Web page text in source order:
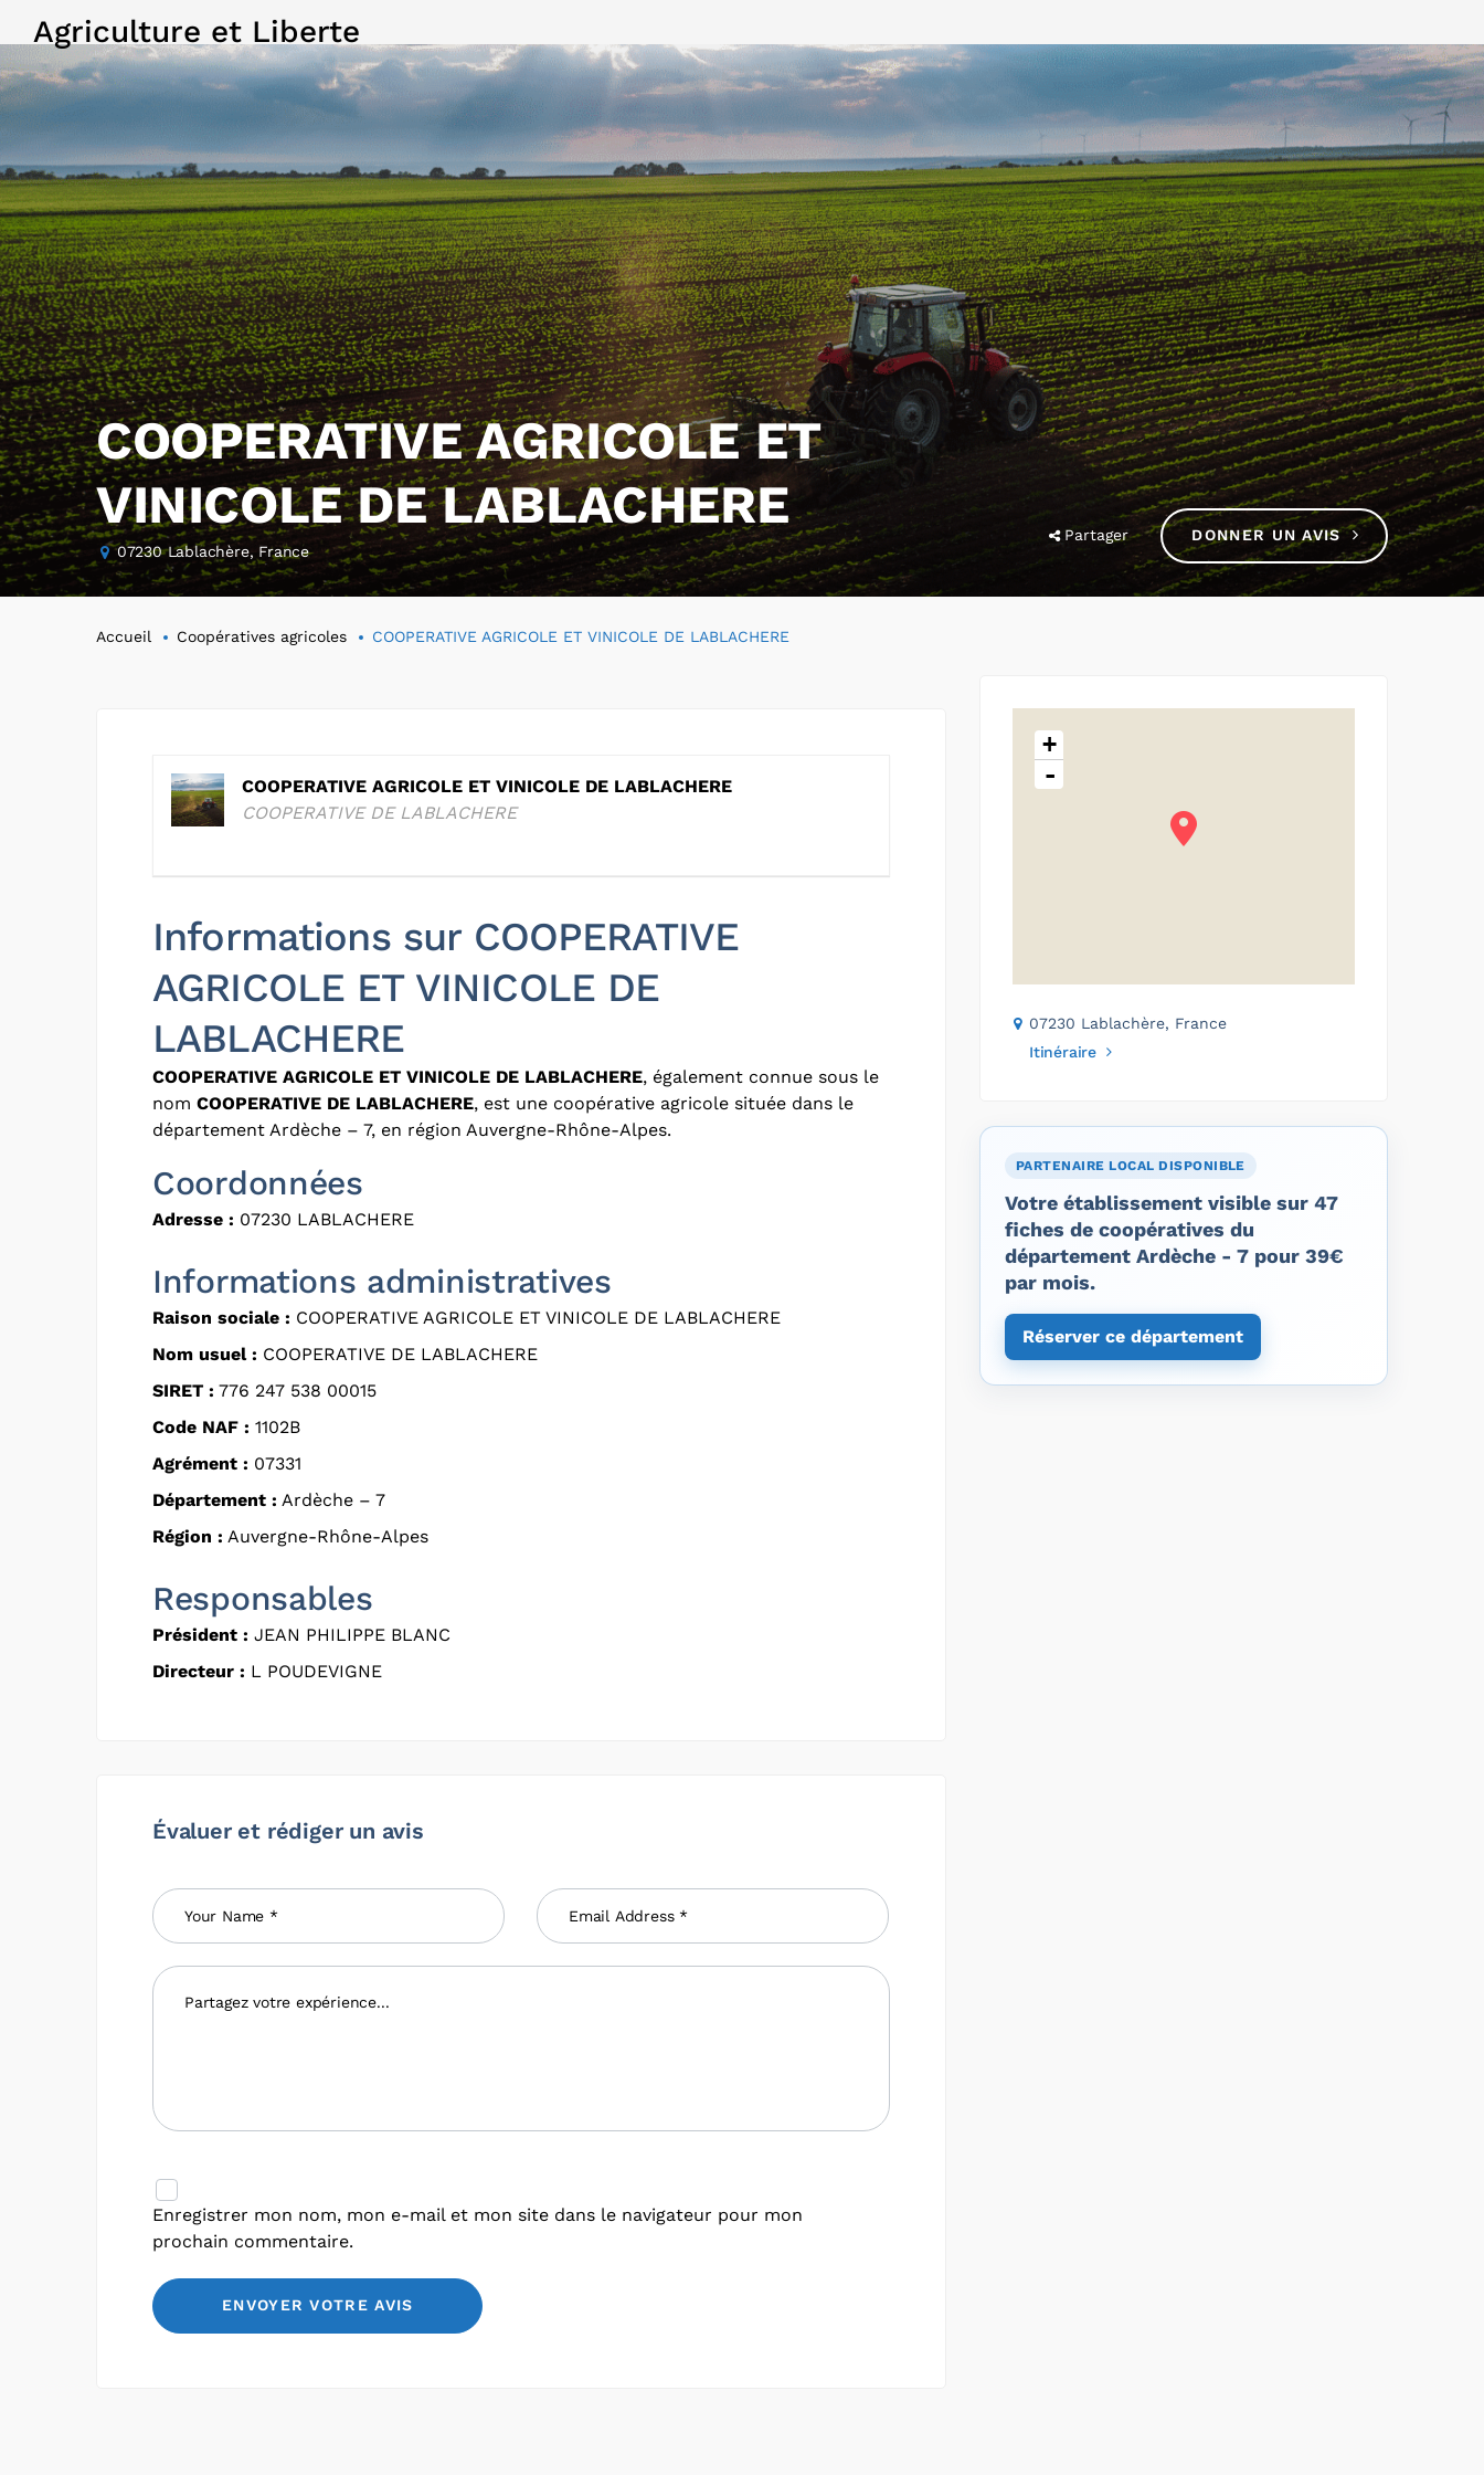
Agriculture et Liberte
COOPERATIVE AGRICOLE ET
VINICOLE DE LABLACHERE
07230 Lablachère, France
Partager DONNER UN AVIS
Accueil Coopératives agricoles COOPERATIVE AGRICOLE ET VINICOLE DE LABLACHERE
COOPERATIVE AGRICOLE ET VINICOLE DE LABLACHERE
COOPERATIVE DE LABLACHERE
Informations sur COOPERATIVE
AGRICOLE ET VINICOLE DE
LABLACHERE
COOPERATIVE AGRICOLE ET VINICOLE DE LABLACHERE, également connue sous le
nom COOPERATIVE DE LABLACHERE, est une coopérative agricole située dans le
département Ardèche – 7, en région Auvergne-Rhône-Alpes.
Coordonnées
Adresse : 07230 LABLACHERE
Informations administratives
Raison sociale : COOPERATIVE AGRICOLE ET VINICOLE DE LABLACHERE
Nom usuel : COOPERATIVE DE LABLACHERE
SIRET : 776 247 538 00015
Code NAF : 1102B
Agrément : 07331
Département : Ardèche – 7
Région : Auvergne-Rhône-Alpes
Responsables
Président : JEAN PHILIPPE BLANC
Directeur : L POUDEVIGNE
Évaluer et rédiger un avis
Enregistrer mon nom, mon e-mail et mon site dans le navigateur pour mon
prochain commentaire.
+
-
07230 Lablachère, France
Itinéraire
PARTENAIRE LOCAL DISPONIBLE
Votre établissement visible sur 47
fiches de coopératives du
département Ardèche - 7 pour 39€
par mois.
Réserver ce département